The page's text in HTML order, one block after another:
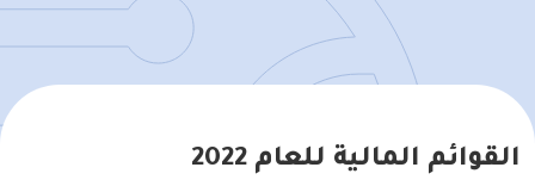
القوائم المالية للعام 2022